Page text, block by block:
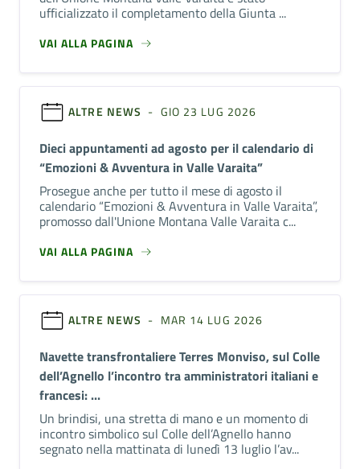
ufficializzato il completamento della Giunta ...
VAI ALLA PAGINA
ALTRE NEWS - GIO 23 LUG 2026
Dieci appuntamenti ad agosto per il calendario di
“Emozioni & Avventura in Valle Varaita”
Prosegue anche per tutto il mese di agosto il
calendario “Emozioni & Avventura in Valle Varaita”,
promosso dall'Unione Montana Valle Varaita c...
VAI ALLA PAGINA
ALTRE NEWS - MAR 14 LUG 2026
Navette transfrontaliere Terres Monviso, sul Colle
dell’Agnello l’incontro tra amministratori italiani e
francesi: ...
Un brindisi, una stretta di mano e un momento di
incontro simbolico sul Colle dell’Agnello hanno
segnato nella mattinata di lunedì 13 luglio l’av...